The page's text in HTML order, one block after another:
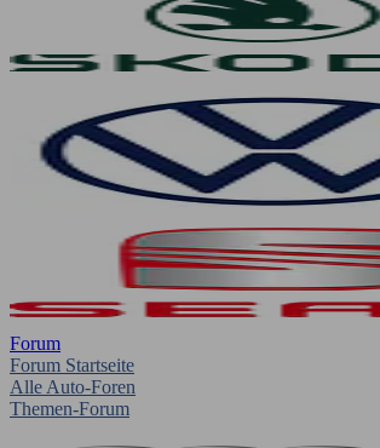
Forum
Forum Startseite
Alle Auto-Foren
Themen-Forum